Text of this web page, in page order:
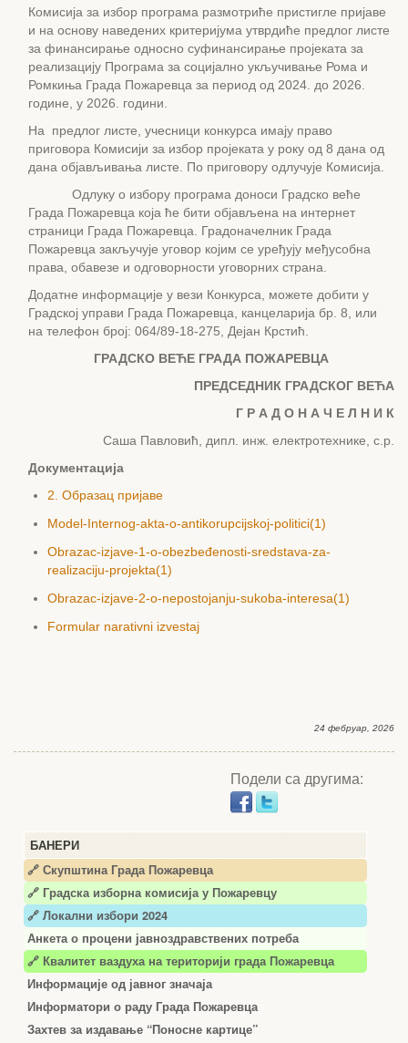
БАНЕРИ
🔗 Скупштина Града Пожаревца
🔗 Градска изборна комисија у Пожаревцу
🔗 Локални избори 2024
Анкета о процени јавноздравствених потреба
🔗 Квалитет ваздуха на територији града Пожаревца
Информације од јавног значаја
Информатори о раду Града Пожаревца
Захтев за издавање “Поносне картице”
Комисија за избор програма размотриће пристигле пријаве
и на основу наведених критеријума утврдиће предлог листе
за финансирање односно суфинансирање пројеката за
реализацију Програма за социјално укључивање Рома и
Ромкиња Града Пожаревца за период од 2024. до 2026.
године, у 2026. години.
На предлог листе, учесници конкурса имају право
приговора Комисији за избор пројеката у року од 8 дана од
дана објављивања листе. По приговору одлучује Комисија.
Одлуку о избору програма доноси Градско веће
Града Пожаревца која ће бити објављена на интернет
страници Града Пожаревца. Градоначелник Града
Пожаревца закључује уговор којим се уређују међусобна
права, обавезе и одговорности уговорних страна.
Додатне информације у вези Конкурса, можете добити у
Градској управи Града Пожаревца, канцеларија бр. 8, или
на телефон број: 064/89-18-275, Дејан Крстић.
ГРАДСКО ВЕЋЕ ГРАДА ПОЖАРЕВЦА
ПРЕДСЕДНИК ГРАДСКОГ ВЕЋА
Г Р А Д О Н А Ч Е Л Н И К
Саша Павловић, дипл. инж. електротехнике, с.р.
Документација
2. Образац пријаве
Model-Internog-akta-o-antikorupcijskoj-politici(1)
Obrazac-izjave-1-o-obezbeđenosti-sredstava-za-
realizaciju-projekta(1)
Obrazac-izjave-2-o-nepostojanju-sukoba-interesa(1)
Formular narativni izvestaj
24 фебруар, 2026
Подели са другима: